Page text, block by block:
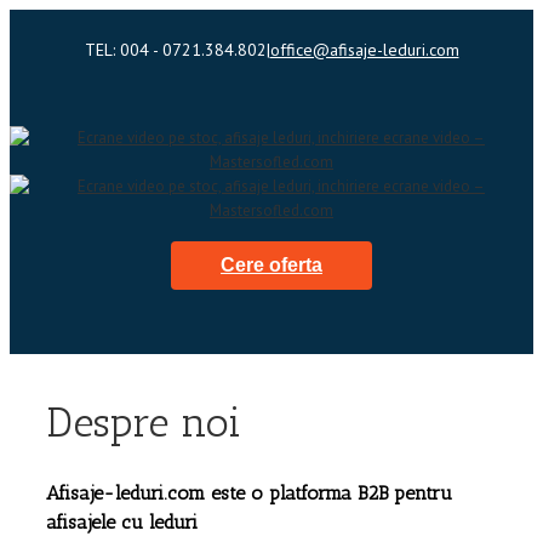
TEL: 004 - 0721.384.802|office@afisaje-leduri.com
Cere oferta
Despre noi
Afisaje-leduri.com este o platforma B2B pentru
afisajele cu leduri